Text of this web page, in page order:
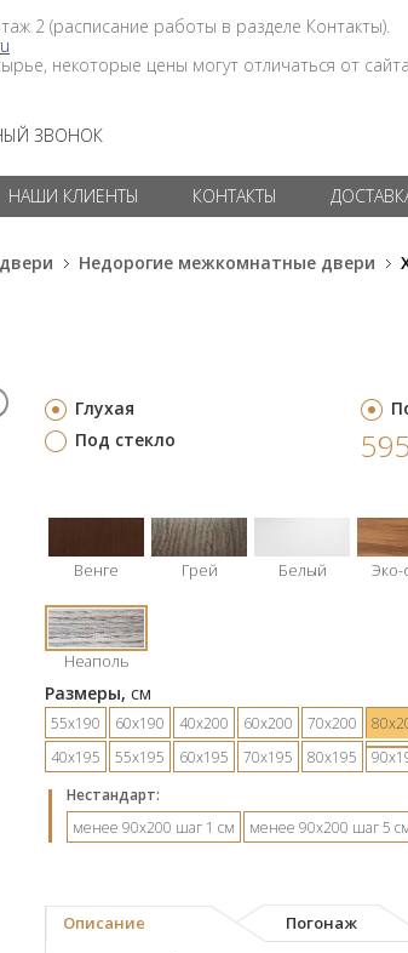
2 (расписание работы в разделе Контакты).
некоторые цены могут отличаться от
ЗВОНОК
НАШИ КЛИЕНТЫ КОНТАКТЫ
Недорогие межкомнатные двери
Глухая
Под стекло
Венге Грей Белый Эко-
Неаполь
Размеры, см
55х190 60х190 40х200 60х200 70х200
40х195
55х195 60х195 70х195 80х195
Hестандарт:
менее 90х200 шаг 1 см
менее 90х200 шаг 5
Описание Погонаж